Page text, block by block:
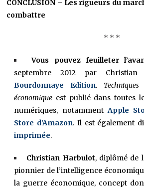
CONCLUSION – Les rigueurs du
combattre
* * *
Vous pouvez feuilleter
septembre 2012 par
Bourdonnaye Edition.
économique est publié dans toutes
numériques, notammentApple
Store d’Amazon. Il est également
imprimée.
Christian Harbulot, diplômé de
pionnier de l’intelligence
la guerre économique, concept